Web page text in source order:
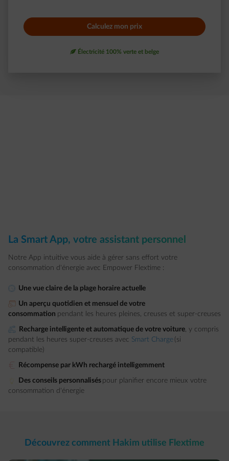
Calculez mon prix
leaf Électricité 100% verte et belge
La Smart App, votre assistant personnel​​
Notre App intuitive vous aide à gérer sans effort votre
consommation d'énergie avec Empower Flextime :
element-clock Une vue claire de la plage horaire actuelle​
element-calendar
Un aperçu quotidien et mensuel de votre
consommation pendant les heures pleines, creuses et super-creuses
element-charge-car Recharge intelligente et automatique de votre voiture, y compris
pendant les heures super-creuses avec Smart Charge (si
compatible)
euro Récompense par kWh rechargé intelligemment
Des conseils personnalisés pour planifier encore mieux votre
consommation d'énergie
Découvrez comment Hakim utilise Flextime